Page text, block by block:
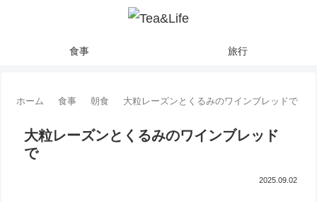
食事 旅行
ホーム 食事 朝食 大粒レーズンとくるみのワインブレッドで
大粒レーズンとくるみのワインブレッド
で
2025.09.02